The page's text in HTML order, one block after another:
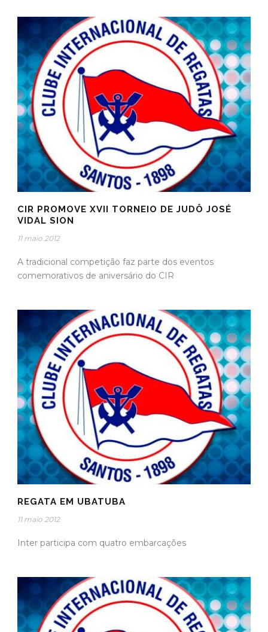
CIR PROMOVE XVII TORNEIO DE JUDÔ JOSÉ
VIDAL SION
11 maio 2012
A tradicional competição faz parte dos eventos
comemorativos de aniversário do CIR
REGATA EM UBATUBA
11 maio 2012
Inter participa com quatro embarcações